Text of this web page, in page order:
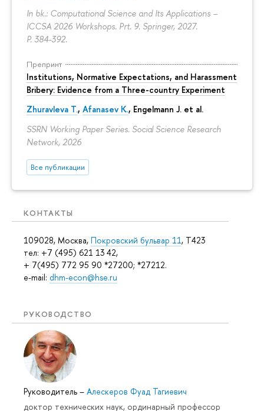
In bk.: Computational Science and Its Applications –
ICCSA 2026 Workshops. Prt. 9. Springer, 2027.
P. 384-392.
Препринт
Institutions, Normative Expectations, and Harassment
Bribery: Evidence from a Three-country Experiment
Zhuravleva T., Afanasev K., Engelmann J. et al.
SSRN Working Paper Series. Social Science Research
Network, 2026
Все публикации
КОНТАКТЫ
109028, Москва, Покровский бульвар 11, T423
тел: +7 (495) 621 13 42,
+ 7(495) 772 95 90 *27200; *27212.
e-mail: dhm-econ@hse.ru
РУКОВОДСТВО
Руководитель – Алескеров Фуад Тагиевич
доктор технических наук, ординарный профессор